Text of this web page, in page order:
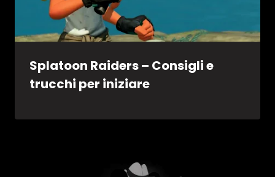
Splatoon Raiders – Consigli e
trucchi per iniziare